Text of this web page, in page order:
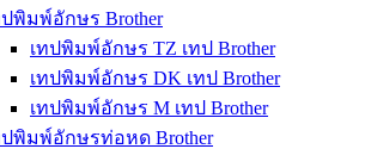
ปพิมพ์อักษร Brother
เทปพิมพ์อักษร TZ เทป Brother
เทปพิมพ์อักษร DK เทป Brother
เทปพิมพ์อักษร M เทป Brother
ปพิมพ์อักษรท่อหด Brother